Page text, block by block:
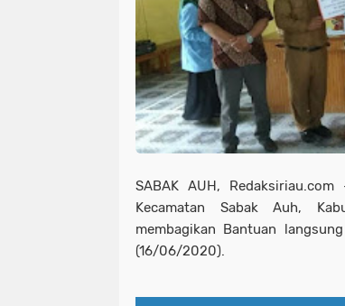
SABAK AUH,
Kecamatan Sabak Auh,
membagikan Bantuan
(16/06/2020).